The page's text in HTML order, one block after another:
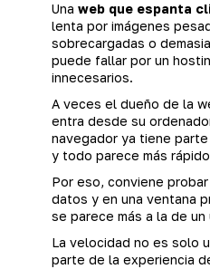
Unaweb que espanta
lenta por imágenes
sobrecargadas o
puede fallar por un
innecesarios.
A veces el dueño de la
entra desde su
navegador ya tiene
y todo parece más
Por eso, conviene
datos y en una ventana
se parece más a la de un
La velocidad no es solo
parte de la experiencia